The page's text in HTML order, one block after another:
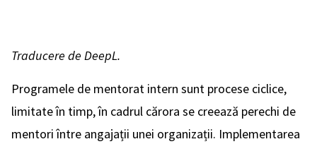
Traducere de DeepL.
Programele de mentorat intern sunt procese ciclice,
limitate în timp, în cadrul cărora se creează perechi de
mentori între angajații unei organizații. Implementarea